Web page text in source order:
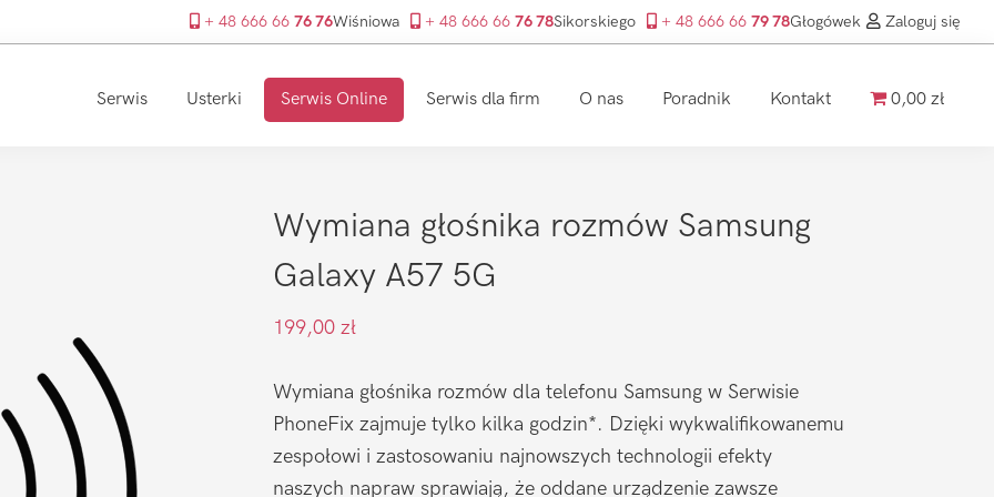
+ 48 666 66 76 76Wiśniowa + 48 666 66 76 78Sikorskiego + 48 666 66 79 78Głogówek Zaloguj się
Serwis Usterki Serwis Online Serwis dla firm O nas Poradnik Kontakt 0,00 zł
Wymiana głośnika rozmów Samsung
Galaxy A57 5G
199,00 zł
Wymiana głośnika rozmów dla telefonu Samsung w Serwisie
PhoneFix zajmuje tylko kilka godzin*. Dzięki wykwalifikowanemu
zespołowi i zastosowaniu najnowszych technologii efekty
naszych napraw sprawiają, że oddane urządzenie zawsze